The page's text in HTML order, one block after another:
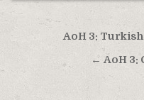
Навигация
AoH 3:
← AoH 3: